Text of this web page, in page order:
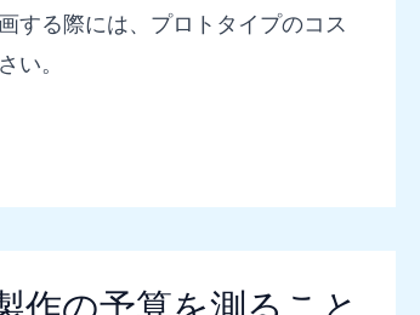
する際には、プロトタイプのコス
い。